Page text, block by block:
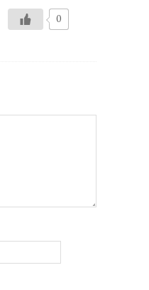
0